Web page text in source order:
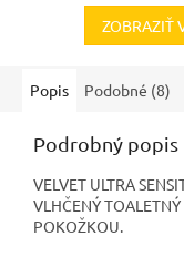
ZOBRAZIŤ
Popis Podobné (8)
Podrobný popis
VELVET ULTRA
VLHČENÝ
POKOŽKOU.